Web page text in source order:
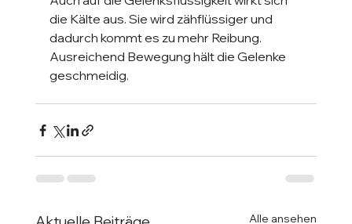
die Kälte aus. Sie wird zähflüssiger und
dadurch kommt es zu mehr Reibung.
Ausreichend Bewegung hält die Gelenke
geschmeidig.
Alle ansehen